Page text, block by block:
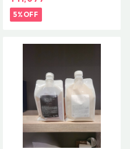
エ）」ボトルサイズ選べるセ
ット｜リラクシングシャンプ
ー 500mL ＋ トリートメント
5%OFF